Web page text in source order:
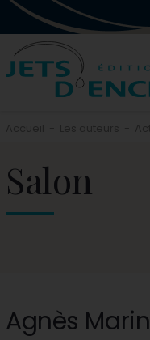
Salon
Agnès Marin